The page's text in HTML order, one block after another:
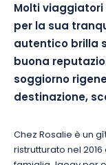
Molti
per la sua
autentico brilla
buona
soggiorno
destinazione,
Chez Rosalie è un
ristrutturato nel